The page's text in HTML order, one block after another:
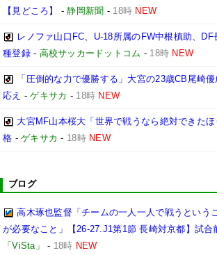
【見どころ】
-静岡新聞 - 18時 NEW
レノファ山口FC、U-18所属のFW中根槙助、
種登録- 高校サッカードットコム - 18時 NEW
「圧倒的な力で優勝する」大宮の23歳CB尾崎
応え -ゲキサカ - 18時 NEW
大宮MF山本桜大「世界で戦うなら絶対できた
格 -ゲキサカ - 18時 NEW
ブログ
高木琢也監督「チームの一人一人で戦うという
が必要なこと」【26-27.J1第1節 長崎対京都】試合
「ViSta」
- 18時 NEW